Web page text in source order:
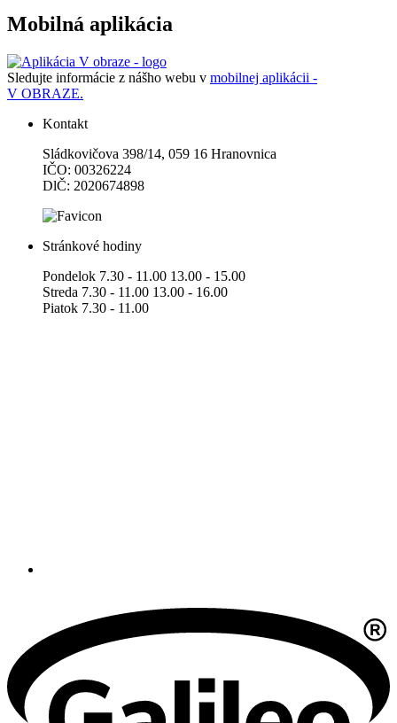
Mobilná aplikácia
Sledujte informácie z nášho webu v mobilnej aplikácii -
V OBRAZE.
Kontakt
Sládkovičova 398/14, 059 16 Hranovnica
IČO: 00326224
DlČ: 2020674898
Stránkové hodiny
Pondelok 7.30 - 11.00 13.00 - 15.00
Streda 7.30 - 11.00 13.00 - 16.00
Piatok 7.30 - 11.00